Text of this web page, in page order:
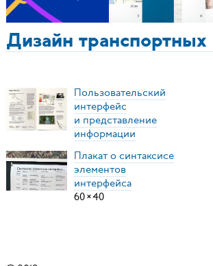
Дизайн транспортных
Пользовательский
интерфейс
и представление
информации
Плакат о синтаксисе
элементов
интерфейса
60×40